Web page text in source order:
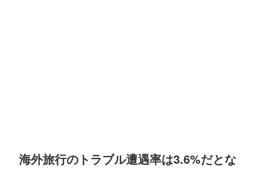
海外旅行のトラブル遭遇率は3.6%だとな